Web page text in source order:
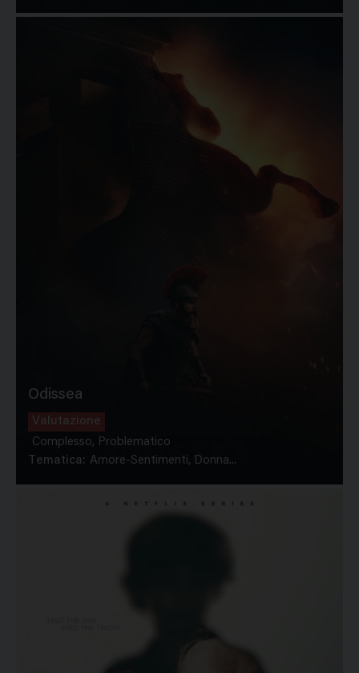
Odissea
Valutazione
Complesso, Problematico
Tematica: Amore-Sentimenti, Donna...